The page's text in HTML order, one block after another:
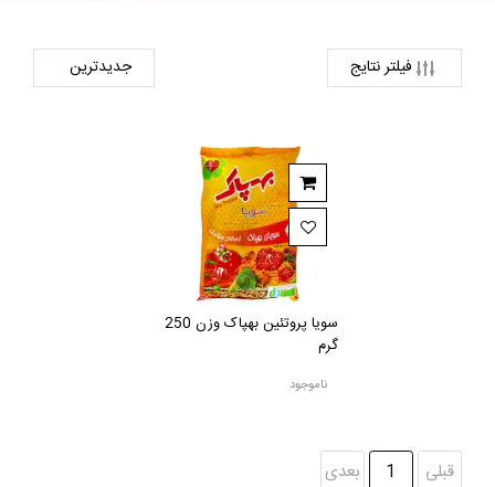
فیلتر نتایج
سویا پروتئین بهپاک وزن 250
گرم
ناموجود
قبلی 1 بعدی